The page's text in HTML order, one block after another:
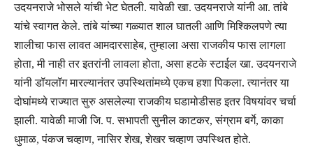
उदयनराजे भोसले यांची भेट घेतली. यावेळी खा. उदयनराजे यांनी आ. तांबे
यांचे स्वागत केले. तांबे यांच्या गळ्यात शाल घातली आणि मिश्किलपणे त्या
शालीचा फास लावत आमदारसाहेब, तुम्हाला असा राजकीय फास लागला
होता, मी नाही तर इतरांनी लावला होता, असा हटके स्टाईल खा. उदयनराजे
यांनी डॉयलॉग मारल्यानंतर उपस्थितांमध्ये एकच हशा पिकला. त्यानंतर या
दोघांमध्ये राज्यात सुरु असलेल्या राजकीय घडामोडीसह इतर विषयांवर चर्चा
झाली. यावेळी माजी जि. प. सभापती सुनील काटकर, संग्राम बर्गे, काका
धुमाळ, पंकज चव्हाण, नासिर शेख, शेखर चव्हाण उपस्थित होते.